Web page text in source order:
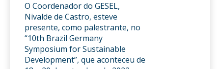
O Coordenador do GESEL,
Nivalde de Castro, esteve
presente, como palestrante, no
“10th Brazil Germany
Symposium for Sustainable
Development”, que aconteceu de